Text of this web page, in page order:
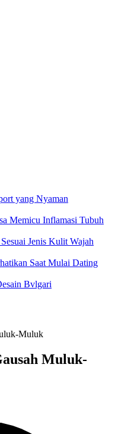
yang Nyaman
Memicu Inflamasi Tubuh
Jenis Kulit Wajah
Saat Mulai Dating
Bvlgari
Muluk
Muluk-